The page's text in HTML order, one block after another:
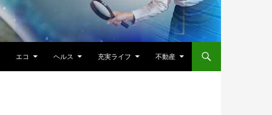
エコ ヘルス 充実ライフ 不動産